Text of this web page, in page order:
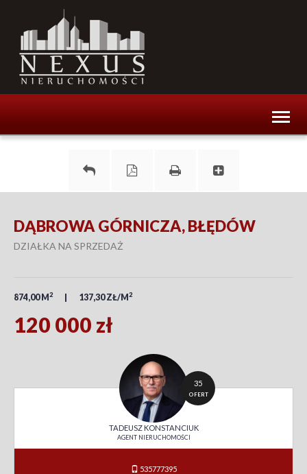
DĄBROWA GÓRNICZA, BŁĘDÓW
DZIAŁKA NA SPRZEDAŻ
874,00 M 2 137,30 ZŁ/M 2
120 000 zł
35
OFERT
TADEUSZ KONSTANCIUK
AGENT NIERUCHOMOŚCI
535777395